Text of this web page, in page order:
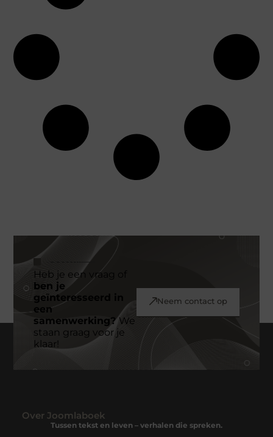
Heb je een vraag of
ben je
geïnteresseerd in
een
samenwerking?We
staan graag voor je
klaar!
Neem contact op
Over Joomlaboek
Tussen tekst en leven – verhalen die spreken.